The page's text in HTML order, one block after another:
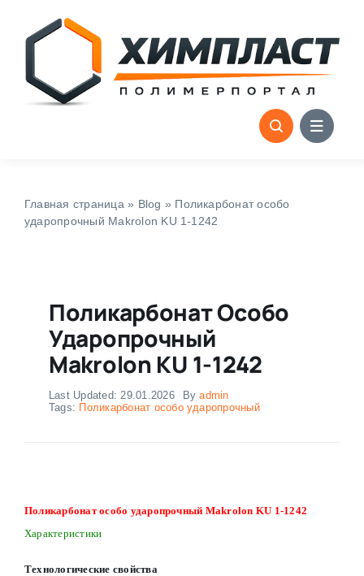
content
Главная страница » Blog » Поликарбонат особо
ударопрочный Makrolon KU 1-1242
Поликарбонат Особо
Ударопрочный
Makrolon KU 1-1242
Last Updated: 29.01.2026 Byadmin
Tags: Поликарбонат особо ударопрочный
Поликарбонат особо ударопрочный Makrolon KU 1-1242
Характеристики
Технологические свойства